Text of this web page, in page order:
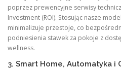
poprzez prewencyjne serwisy
Investment (ROI). Stosując nasze
minimalizuje przestoje, co
podniesienia stawek za pokoje z
wellness.
3. Smart Home, Automatyka